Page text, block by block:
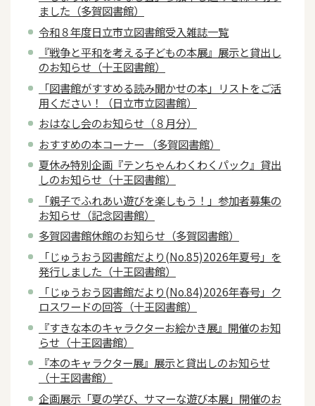
ました（多賀図書館）
令和８年度日立市立図書館受入雑誌一覧
『戦争と平和を考える子どもの本展』展示と貸出し
のお知らせ（十王図書館）
「図書館がすすめる読み聞かせの本」リストをご活
用ください！（日立市立図書館）
おはなし会のお知らせ（８月分）
おすすめの本コーナー （多賀図書館）
夏休み特別企画『テンちゃんわくわくパック』貸出
しのお知らせ（十王図書館）
「親子でふれあい遊びを楽しもう！」参加者募集の
お知らせ（記念図書館）
多賀図書館休館のお知らせ（多賀図書館）
「じゅうおう図書館だより(No.85)2026年夏号」を
発行しました（十王図書館）
「じゅうおう図書館だより(No.84)2026年春号」ク
ロスワードの回答（十王図書館）
『すきな本のキャラクターお絵かき展』開催のお知
らせ（十王図書館）
『本のキャラクター展』展示と貸出しのお知らせ
（十王図書館）
企画展示「夏の学び、サマーな遊び本展」開催のお